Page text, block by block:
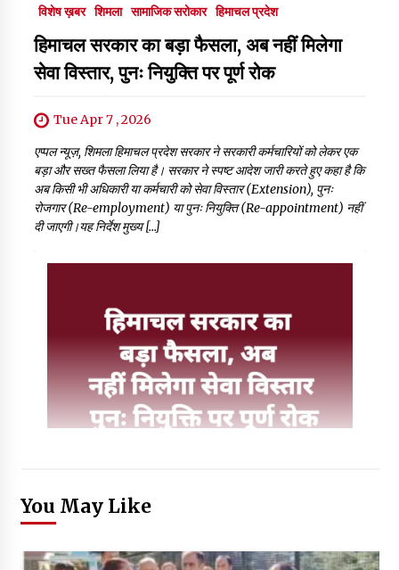
विशेष ख़बर शिमला सामाजिक सरोकार हिमाचल प्रदेश
हिमाचल सरकार का बड़ा फैसला, अब नहीं मिलेगा
सेवा विस्तार, पुनः नियुक्ति पर पूर्ण रोक
Tue Apr 7 , 2026
एप्पल न्यूज़, शिमला हिमाचल प्रदेश सरकार ने सरकारी कर्मचारियों को लेकर एक
बड़ा और सख्त फैसला लिया है। सरकार ने स्पष्ट आदेश जारी करते हुए कहा है कि
अब किसी भी अधिकारी या कर्मचारी को सेवा विस्तार (Extension), पुनः
रोजगार (Re-employment) या पुनः नियुक्ति (Re-appointment) नहीं
दी जाएगी।यह निर्देश मुख्य […]
You May Like